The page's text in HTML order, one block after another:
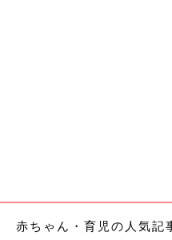
赤ちゃん・育児の人気記